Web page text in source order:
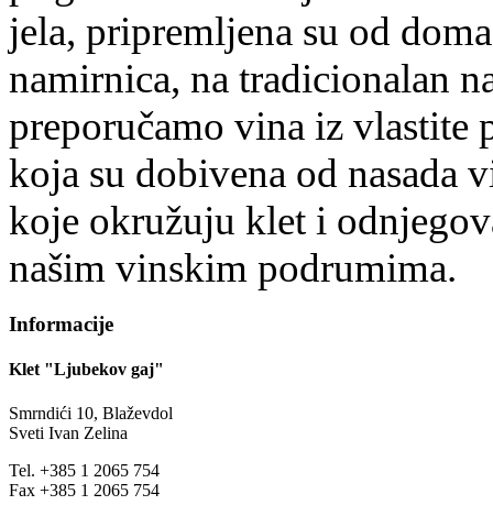
jela, pripremljena su od
namirnica, na tradicionalan
preporučamo vina iz vlastite
koja su dobivena od nasada
koje okružuju klet i
našim vinskim podrumima.
Informacije
Klet "Ljubekov gaj"
Smrndići 10, Blaževdol
Sveti Ivan Zelina
Tel. +385 1 2065 754
Fax +385 1 2065 754